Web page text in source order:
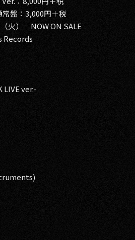
円＋税
火） NOW ON SALE
Records
ver.-